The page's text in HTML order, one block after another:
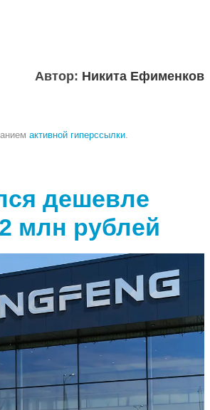
Автор: Никита Ефименков
активной гиперссылки.
дешевле
млн рублей